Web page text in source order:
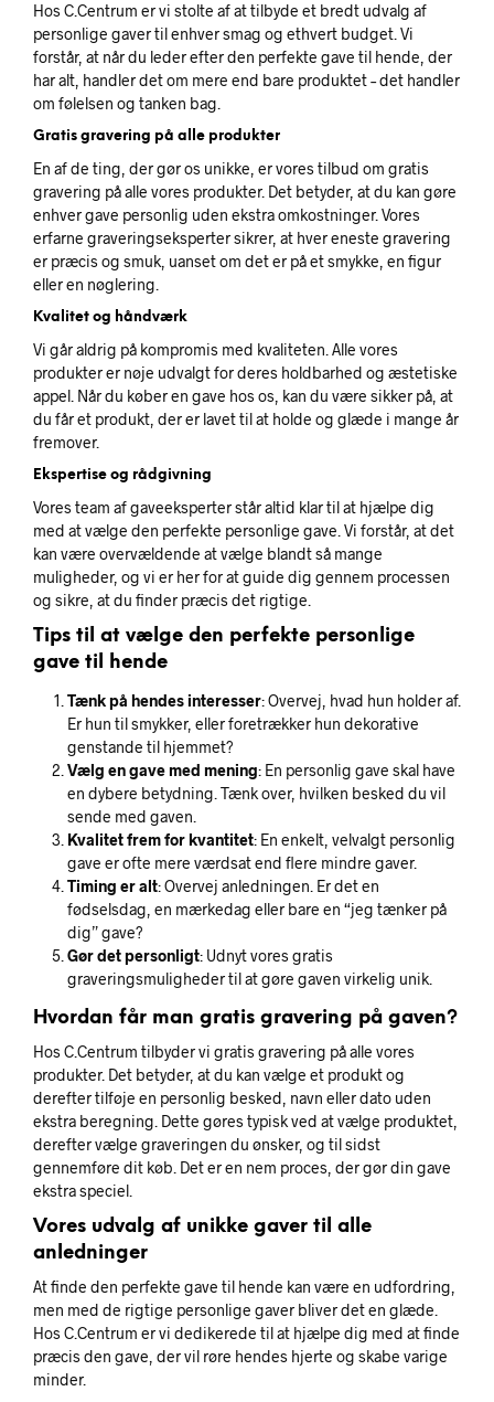
Hos C.Centrum er vi stolte af at tilbyde et bredt udvalg af
personlige gaver til enhver smag og ethvert budget. Vi
forstår, at når du leder efter den perfekte gave til hende, der
har alt, handler det om mere end bare produktet – det handler
om følelsen og tanken bag.
Gratis gravering på alle produkter
En af de ting, der gør os unikke, er vores tilbud om gratis
gravering på alle vores produkter. Det betyder, at du kan gøre
enhver gave personlig uden ekstra omkostninger. Vores
erfarne graveringseksperter sikrer, at hver eneste gravering
er præcis og smuk, uanset om det er på et smykke, en figur
eller en nøglering.
Kvalitet og håndværk
Vi går aldrig på kompromis med kvaliteten. Alle vores
produkter er nøje udvalgt for deres holdbarhed og æstetiske
appel. Når du køber en gave hos os, kan du være sikker på, at
du får et produkt, der er lavet til at holde og glæde i mange år
fremover.
Ekspertise og rådgivning
Vores team af gaveeksperter står altid klar til at hjælpe dig
med at vælge den perfekte personlige gave. Vi forstår, at det
kan være overvældende at vælge blandt så mange
muligheder, og vi er her for at guide dig gennem processen
og sikre, at du finder præcis det rigtige.
Tips til at vælge den perfekte personlige
gave til hende
Tænk på hendes interesser: Overvej, hvad hun holder af.
Er hun til smykker, eller foretrækker hun dekorative
genstande til hjemmet?
Vælg en gave med mening: En personlig gave skal have
en dybere betydning. Tænk over, hvilken besked du vil
sende med gaven.
Kvalitet frem for kvantitet: En enkelt, velvalgt personlig
gave er ofte mere værdsat end flere mindre gaver.
Timing er alt: Overvej anledningen. Er det en
fødselsdag, en mærkedag eller bare en “jeg tænker på
dig” gave?
Gør det personligt: Udnyt vores gratis
graveringsmuligheder til at gøre gaven virkelig unik.
Hvordan får man gratis gravering på gaven?
Hos C.Centrum tilbyder vi gratis gravering på alle vores
produkter. Det betyder, at du kan vælge et produkt og
derefter tilføje en personlig besked, navn eller dato uden
ekstra beregning. Dette gøres typisk ved at vælge produktet,
derefter vælge graveringen du ønsker, og til sidst
gennemføre dit køb. Det er en nem proces, der gør din gave
ekstra speciel.
Vores udvalg af unikke gaver til alle
anledninger
At finde den perfekte gave til hende kan være en udfordring,
men med de rigtige personlige gaver bliver det en glæde.
Hos C.Centrum er vi dedikerede til at hjælpe dig med at finde
præcis den gave, der vil røre hendes hjerte og skabe varige
minder.